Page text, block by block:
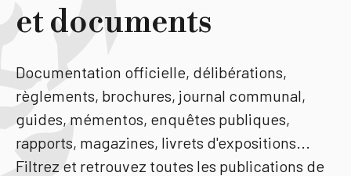
Vie pratique
Actualités
Agenda
Lieux
et documents
Documentation officielle, délibérations,
règlements, brochures, journal communal,
guides, mémentos, enquêtes publiques,
rapports, magazines, livrets d'expositions...
Filtrez et retrouvez toutes les publications de